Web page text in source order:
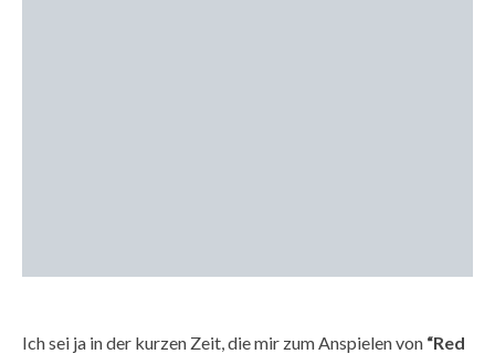
Ich sei ja in der kurzen Zeit, die mir zum Anspielen von “Red